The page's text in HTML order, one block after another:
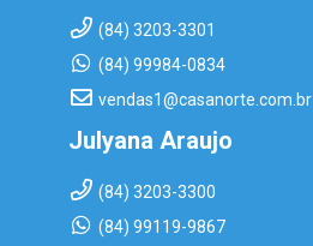
(84) 3203-3301
(84) 99984-0834
vendas1@casanorte.com.br
Julyana Araujo
(84) 3203-3300
(84) 99119-9867